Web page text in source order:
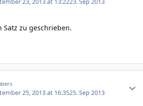
23, 2013 at 13:2223. Sep 2013
zu geschrieben.
25, 2013 at 16:3525. Sep 2013